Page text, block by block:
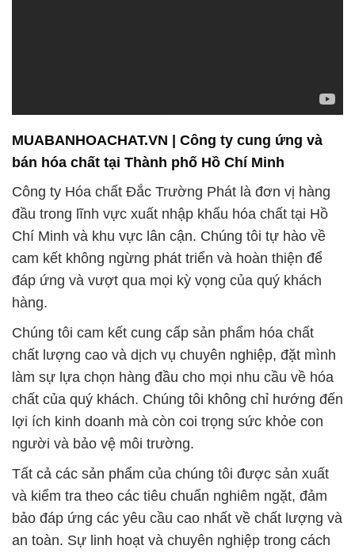
MUABANHOACHAT.VN | Công ty cung ứng và
bán hóa chất tại Thành phố Hồ Chí Minh
Công ty Hóa chất Đắc Trường Phát là đơn vị hàng
đầu trong lĩnh vực xuất nhập khẩu hóa chất tại Hồ
Chí Minh và khu vực lân cận. Chúng tôi tự hào về
cam kết không ngừng phát triển và hoàn thiện để
đáp ứng và vượt qua mọi kỳ vọng của quý khách
hàng.
Chúng tôi cam kết cung cấp sản phẩm hóa chất
chất lượng cao và dịch vụ chuyên nghiệp, đặt mình
làm sự lựa chọn hàng đầu cho mọi nhu cầu về hóa
chất của quý khách. Chúng tôi không chỉ hướng đến
lợi ích kinh doanh mà còn coi trọng sức khỏe con
người và bảo vệ môi trường.
Tất cả các sản phẩm của chúng tôi được sản xuất
và kiểm tra theo các tiêu chuẩn nghiêm ngặt, đảm
bảo đáp ứng các yêu cầu cao nhất về chất lượng và
an toàn. Sự linh hoạt và chuyên nghiệp trong cách